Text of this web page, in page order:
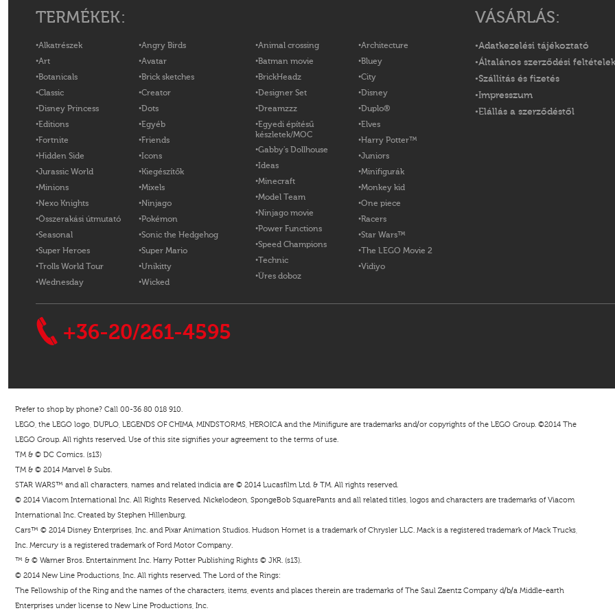
TERMÉKEK:
Alkatrészek
Art
Botanicals
Classic
Disney Princess
Editions
Fortnite
Hidden Side
Jurassic World
Minions
Nexo Knights
Összerakási útmutató
Seasonal
Super Heroes
Trolls World Tour
Wednesday
Angry Birds
Avatar
Brick sketches
Creator
Dots
Egyéb
Friends
Icons
Kiegészítők
Mixels
Ninjago
Pokémon
Sonic the Hedgehog
Super Mario
Unikitty
Wicked
Animal crossing
Batman movie
BrickHeadz
Designer Set
Dreamzzz
Egyedi építésű
készletek/MOC
Gabby's Dollhouse
Ideas
Minecraft
Model Team
Ninjago movie
Power Functions
Speed Champions
Technic
Üres doboz
Architecture
Bluey
City
Disney
Duplo®
Elves
Harry Potter™
Juniors
Minifigurák
Monkey kid
One piece
Racers
Star Wars™
The LEGO Movie 2
Vidiyo
VÁSÁRLÁS:
Adatkezelési tájékoztató
Általános szerződési feltételek
Szállítás és fizetés
Impresszum
Elállás a szerződéstől
+36-20/261-4595
Prefer to shop by phone? Call 00-36 80 018 910.
LEGO, the LEGO logo, DUPLO, LEGENDS OF CHIMA, MINDSTORMS, HEROICA and the Minifigure are trademarks and/or copyrights of the LEGO Group. ©2014 The
LEGO Group. All rights reserved. Use of this site signifies your agreement to the terms of use.
TM & © DC Comics. (s13)
TM & © 2014 Marvel & Subs.
STAR WARS™ and all characters, names and related indicia are © 2014 Lucasfilm Ltd. & TM. All rights reserved.
© 2014 Viacom International Inc. All Rights Reserved. Nickelodeon, SpongeBob SquarePants and all related titles, logos and characters are trademarks of Viacom
International Inc. Created by Stephen Hillenburg.
Cars™ © 2014 Disney Enterprises, Inc. and Pixar Animation Studios. Hudson Hornet is a trademark of Chrysler LLC. Mack is a registered trademark of Mack Trucks,
Inc. Mercury is a registered trademark of Ford Motor Company.
™ & © Warner Bros. Entertainment Inc. Harry Potter Publishing Rights © JKR. (s13).
© 2014 New Line Productions, Inc. All rights reserved. The Lord of the Rings:
The Fellowship of the Ring and the names of the characters, items, events and places therein are trademarks of The Saul Zaentz Company d/b/a Middle-earth
Enterprises under license to New Line Productions, Inc.